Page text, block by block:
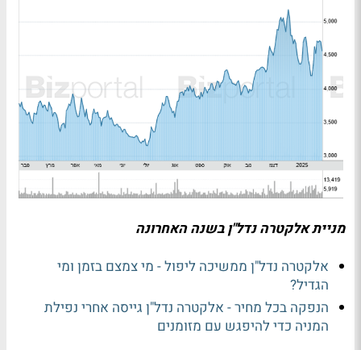
מניית אלקטרה נדל"ן בשנה האחרונה
אלקטרה נדל"ן ממשיכה ליפול - מי צמצם בזמן ומי
הגדיל?
הנפקה בכל מחיר - אלקטרה נדל"ן גייסה אחרי נפילת
המניה כדי להיפגש עם מזומנים